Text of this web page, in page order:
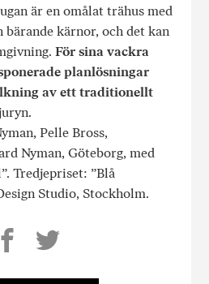
är en omålat trähus med
kärnor, och det kan
För sina vackra
planlösningar
av ett traditionellt
Pelle Bross,
Nyman, Göteborg, med
Tredjepriset: ”Blå
Studio, Stockholm.